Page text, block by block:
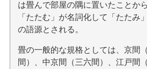
は畳んで部屋の隅に置いたことか
「たたむ」が名詞化して「たたみ
の語源とされる。
畳の一般的な規格としては、京間
間）、中京間（三六間）、江戸間